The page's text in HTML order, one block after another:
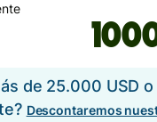
de 25.000 USD o
Descontaremos